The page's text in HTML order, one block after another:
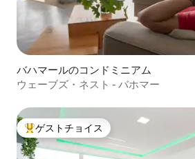
タ人のお母さんと一緒に母屋の1階に
でいます。 屋根裏部屋には外部の階段
らアクセスでき、完全に独立していま
す。 駐車場とランドリーエリア（洗濯機
と乾燥機）は共用スペースで、ゲスト
いつでもご利用いただけます。 ガレージ
には、リモコンで自動ドアを開けて入
ことができます。リモコンは到着後
にお渡しします:) 屋外階段から屋根裏部
屋に個別にアクセスできるほか、快
椅子と屋外シャワーで涼むことができ
バハマールのコンドミニアム
ウェーブズ・ネスト - バホマー
大好評のゲストチョイスです。
ゲストチョイス